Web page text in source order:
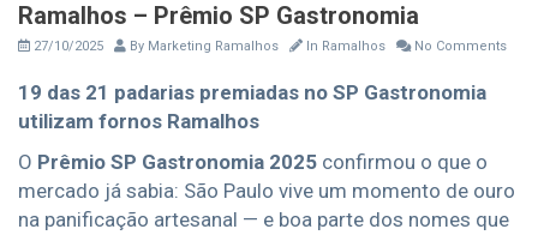
Ramalhos – Prêmio SP Gastronomia
27/10/2025 By Marketing Ramalhos In Ramalhos No Comments
19 das 21 padarias premiadas no SP Gastronomia
utilizam fornos Ramalhos
O Prêmio SP Gastronomia 2025 confirmou o que o
mercado já sabia: São Paulo vive um momento de ouro
na panificação artesanal — e boa parte dos nomes que